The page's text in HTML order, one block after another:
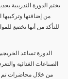
يختم الدورة التدريبية
من إضافتها وتركيبها
للتأكد من أنها تخضع
الدورة تساعد
الصناعات الغذائية